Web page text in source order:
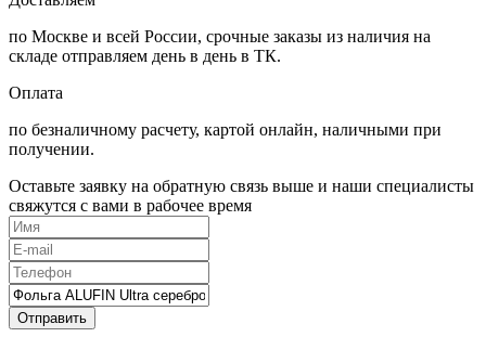
по Москве и всей России, срочные заказы из наличия на
складе отправляем день в день в ТК.
Оплата
по безналичному расчету, картой онлайн, наличными при
получении.
Оставьте заявку на обратную связь выше и наши специалисты
свяжутся с вами в рабочее время
Отправить